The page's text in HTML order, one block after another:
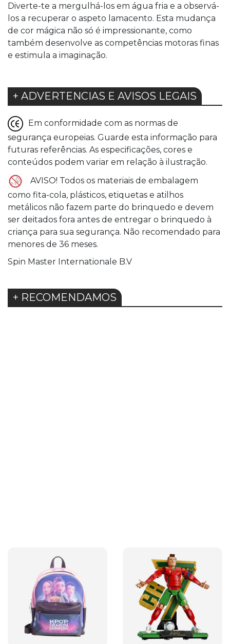
Diverte-te a mergulhá-los em água fria e a observá-
los a recuperar o aspeto lamacento. Esta mudança
de cor mágica não só é impressionante, como
também desenvolve as competências motoras finas
e estimula a imaginação.
+ ADVERTENCIAS E AVISOS LEGAIS
Em conformidade com as normas de
segurança europeias. Guarde esta informação para
futuras referências. As especificações, cores e
conteúdos podem variar em relação à ilustração.
AVISO! Todos os materiais de embalagem
como fita-cola, plásticos, etiquetas e atilhos
metálicos não fazem parte do brinquedo e devem
ser deitados fora antes de entregar o brinquedo à
criança para sua segurança. Não recomendado para
menores de 36 meses.
Spin Master Internationale B.V
+ RECOMENDAMOS